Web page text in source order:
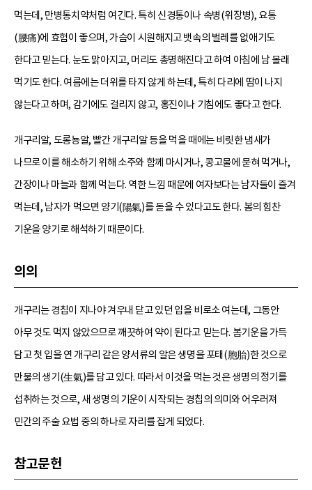
먹는데, 만병통치약처럼 여긴다. 특히 신경통이나 속병(위장병), 요통
(腰痛)에 효험이 좋으며, 가슴이 시원해지고 뱃속의 벌레를 없애기도
한다고 믿는다. 눈도 맑아지고, 머리도 총명해진다고 하여 아침에 남 몰래
먹기도 한다. 여름에는 더위를 타지 않게 하는데, 특히 다리에 땀이 나지
않는다고 하며, 감기에도 걸리지 않고, 홍진이나 기침에도 좋다고 한다.
개구리알, 도롱뇽알, 빨간 개구리알 등을 먹을 때에는 비릿한 냄새가
나므로 이를 해소하기 위해 소주와 함께 마시거나, 콩고물에 묻혀 먹거나,
간장이나 마늘과 함께 먹는다. 역한 느낌 때문에 여자보다는 남자들이 즐겨
먹는데, 남자가 먹으면 양기(陽氣)를 돋을 수 있다고도 한다. 봄의 힘찬
기운을 양기로 해석하기 때문이다.
의의
개구리는 경칩이 지나야 겨우내 닫고 있던 입을 비로소 여는데, 그동안
아무 것도 먹지 않았으므로 깨끗하여 약이 된다고 믿는다. 봄기운을 가득
담고 첫 입을 연 개구리 같은 양서류의 알은 생명을 포태(胞胎)한 것으로
만물의 생기(生氣)를 담고 있다. 따라서 이것을 먹는 것은 생명의 정기를
섭취하는 것으로, 새 생명의 기운이 시작되는 경칩의 의미와 어우러져
민간의 주술 요법 중의 하나로 자리를 잡게 되었다.
참고문헌